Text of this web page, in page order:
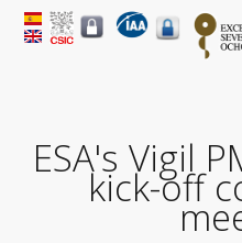
ESA's Vigil
kick-off